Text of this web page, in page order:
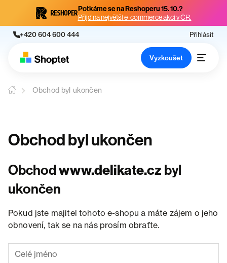
Potkáme se na Reshoperu 15. 10.?
Přijď na největší e-commerce akci v ČR.
+420 604 600 444 Přihlásit
Vyzkoušet
Obchod byl ukončen
Obchod byl ukončen
Obchodwww.delikate.cz byl
ukončen
Pokud jste majitel tohoto e-shopu a máte zájem o jeho
obnovení, tak se na nás prosím obraťte.